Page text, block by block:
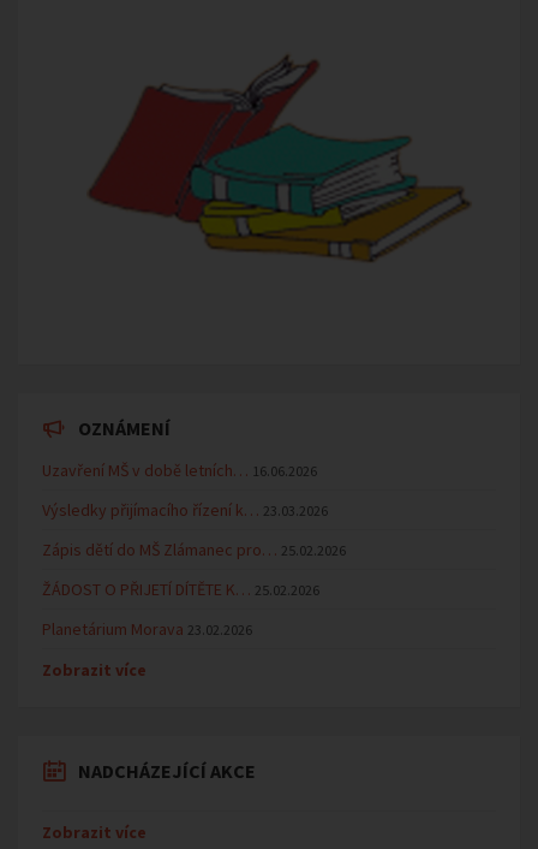
OZNÁMENÍ
Uzavření MŠ v době letních… 16.06.2026
Výsledky přijímacího řízení k… 23.03.2026
Zápis dětí do MŠ Zlámanec pro… 25.02.2026
ŽÁDOST O PŘIJETÍ DÍTĚTE K… 25.02.2026
Planetárium Morava 23.02.2026
Zobrazit více
NADCHÁZEJÍCÍ AKCE
Zobrazit více